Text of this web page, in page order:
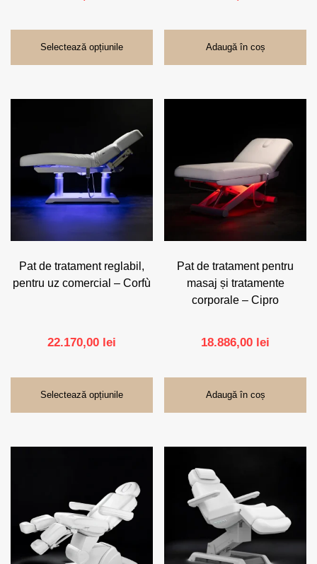
Selectează opțiunile Adaugă în coș
Pat de tratament reglabil,
pentru uz comercial – Corfù
22.170,00 lei
Selectează opțiunile
multe
variații.
Opțiunile
pot
pagina
Pat de tratament pentru
masaj și tratamente
corporale – Cipro
18.886,00 lei
Adaugă în coș